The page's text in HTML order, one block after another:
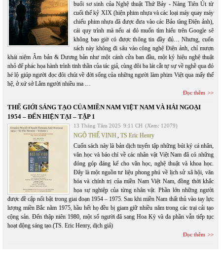
buổi sơ sinh của Nghệ thuật Thứ Bảy - Nàng Tiên Út từ
cuối thế kỷ XIX (hiện phim nhựa và các loại máy quay máy
chiếu phim nhựa đã được đưa vào các Bảo tàng Điện ảnh),
cái quy trình mà nếu ai đó muốn tìm hiểu trên Google sẽ
không bao giờ có được thông tin đầy đủ… Nhưng, cuốn
sách này không đi sâu vào công nghệ Điện ảnh, chỉ mượn
khái niệm Âm bản & Dương bản như một cánh cửa ban đầu, một ký hiệu nghệ thuật
nhỏ để phác họa hành trình tinh thần của tác giả, cùng đôi ba lát cắt tự sự về nghề qua đó
hé lộ giúp người đọc đôi chút về đời sống của những người làm phim Việt qua mấy thế
hệ, ở xứ sở Lắm người nhiều ma …
Đọc thêm
THẾ GIỚI SÁNG TẠO CỦA MIỀN NAM VIỆT NAM VÀ HẢI NGOẠI
1954 – ĐẾN HIỆN TẠI – TẬP 1
13 Tháng Tám 2025 9:11 CH (Xem: 12079)
NGÔ THẾ VINH, TS Eric Henry
Cuốn sách này là bản dịch tuyển tập những bút ký cá nhân,
văn học và báo chí về các nhân vật Việt Nam đã có những
đóng góp đáng kể cho văn học, nghệ thuật và khoa học.
Đây là một nguồn tư liệu phong phú về lịch sử xã hội, văn
hóa và chính trị của miền Nam Việt Nam, đồng thời khắc
họa sự nghiệp của từng nhân vật. Phần lớn những người
được đề cập nổi bật trong giai đoạn 1954 – 1975. Sau khi miền Nam thất thủ vào tay lực
lượng miền Bắc năm 1975, hầu hết họ đều bị giam giữ nhiều năm trong các trại cải tạo
cộng sản. Đến thập niên 1980, một số người đã sang Hoa Kỳ và đa phần vẫn tiếp tục
hoạt động sáng tạo.(TS. Eric Henry, dịch giả)
Đọc thêm